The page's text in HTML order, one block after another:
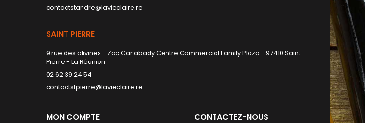
contactstandre@lavieclaire.re
SAINT PIERRE
9 rue des olivines - Zac Canabady Centre Commercial Family Plaza - 97410 Saint
Pierre - La Réunion
02 62 39 24 54
contactstpierre@lavieclaire.re
MON COMPTE CONTACTEZ-NOUS